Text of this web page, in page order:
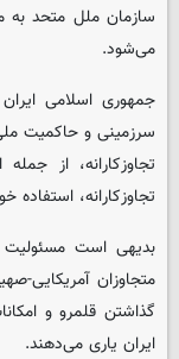
سازمان ملل متحد به
می‌شود.
جمهوری اسلامی
سرزمینی و حاکمیت
تجاوزکارانه، از
تجاوزکارانه، استفاده
بدیهی است مسئولیت
متجاوزان
گذاشتن قلمرو و
ایران یاری می‌دهند.